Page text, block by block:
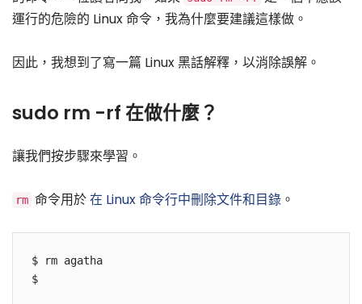
運行的危險的 Linux 命令，我為什麼要建議這樣做。
因此，我想到了寫一篇 Linux 黑話解釋，以消除誤解。
sudo rm -rf 在做什麼？
讓我們按步驟來學習。
rm 命令用於在 Linux 命令行中刪除文件和目錄 。
$ rm agatha